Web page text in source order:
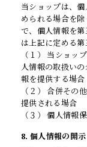
当ショップは、
められる場合を
で、個人情報を
は上記に定める第
（１） 当ショッ
人情報の取扱い
報を提供する場合
（２） 合併その
提供される場合
（３） 個人情報
8. 個人情報の開示